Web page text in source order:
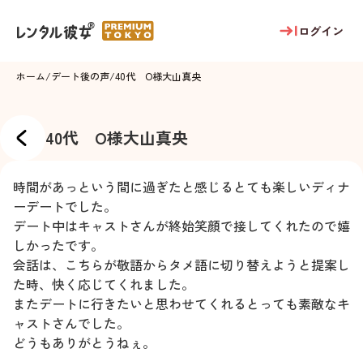
ログイン
ホーム/デート後の声/40代 O様大山真央
40代 O様大山真央
時間があっという間に過ぎたと感じるとても楽しいディナ
ーデートでした。
デート中はキャストさんが終始笑顔で接してくれたので嬉
しかったです。
会話は、こちらが敬語からタメ語に切り替えようと提案し
た時、快く応じてくれました。
またデートに行きたいと思わせてくれるとっても素敵なキ
ャストさんでした。
どうもありがとうねぇ。